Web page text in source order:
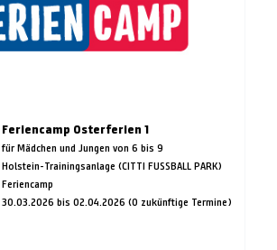
Feriencamp Osterferien 1
für Mädchen und Jungen von 6 bis 9
Holstein-Trainingsanlage (CITTI FUSSBALL PARK)
Feriencamp
30.03.2026 bis 02.04.2026 (0 zukünftige Termine)